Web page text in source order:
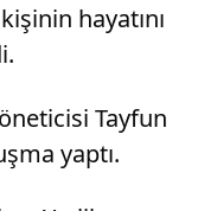
hayatını
Tayfun
yaptı.